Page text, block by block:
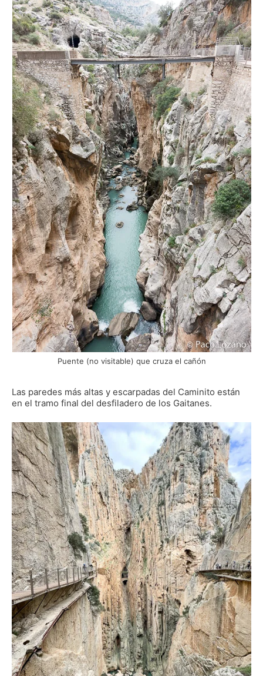
Puente (no visitable) que cruza el cañón
Las paredes más altas y escarpadas del Caminito están
en el tramo final del desfiladero de los Gaitanes.